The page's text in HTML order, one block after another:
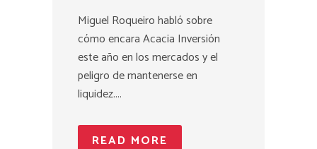
Miguel Roqueiro habló sobre
cómo encara Acacia Inversión
este año en los mercados y el
peligro de mantenerse en
liquidez....
READ MORE